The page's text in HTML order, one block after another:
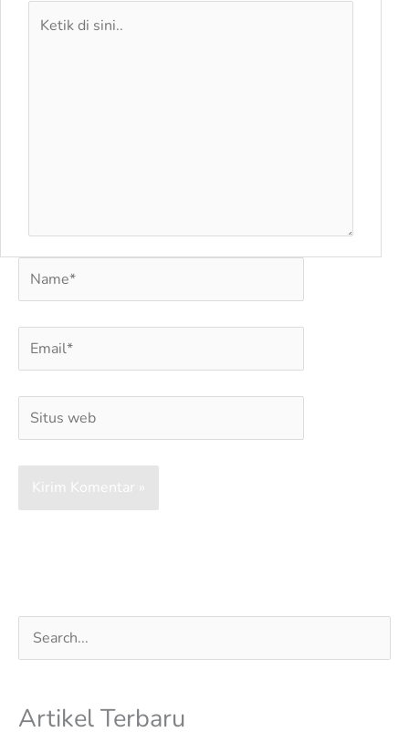
Name*
Email*
Situs
web
Cari
untuk:
Artikel Terbaru